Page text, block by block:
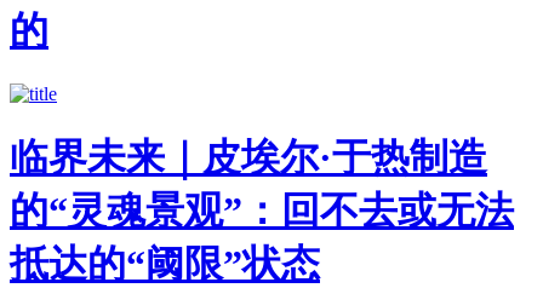
的
临界未来｜皮埃尔·于热制造
的“灵魂景观”：回不去或无法
抵达的“阈限”状态